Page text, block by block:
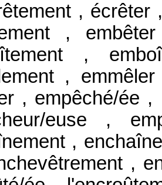
, écrêter
,
,
,
, empêché/ée
euse ,
,
,